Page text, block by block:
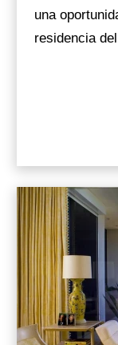
una
residencia